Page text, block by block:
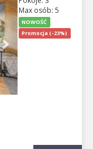
Max osób: 5
NOWOŚĆ
Promocja (-23%)